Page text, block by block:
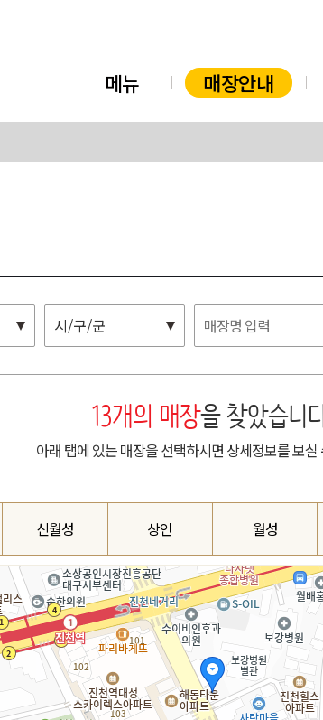
메뉴 매장안내
시/구/군
13개의 매장을 찾았습니
아래 탭에 있는 매장을 선택하시면 상세정보를 보실
신월성 상인 월성